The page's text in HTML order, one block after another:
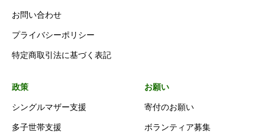
お問い合わせ
プライバシーポリシー
特定商取引法に基づく表記
政策
シングルマザー支援
多子世帯支援
お願い
寄付のお願い
ボランティア募集